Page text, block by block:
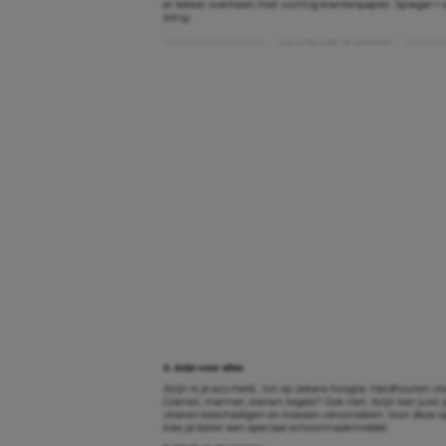
er lekker overheen met vochtig krantenpapier. Spiegel =
bling
2. Azijn voor alles
Azijn is je eco-held… tot op zekere hoogte. Hardhouten
Graniet, marmer, stenen tegels? Ook niet. Azijn kan juist
vloeren beschadigen en krassen veroorzaken. Voor deze
kies je beter een speciaal schoonmaakmiddel.